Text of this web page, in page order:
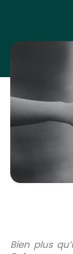
Bien plus